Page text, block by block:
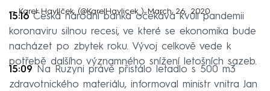
— Karel Havlíček (@KarelHavlicek_) March 26, 2020
15:16Česká národní banka očekává kvůli pandemii
koronaviru silnou recesi, ve které se ekonomika bude
nacházet po zbytek roku. Vývoj celkově vede k
potřebě dalšího významného snížení letošních sazeb.
15:09 Na Ruzyni právě přistálo letadlo s 500 m3
zdravotnického materiálu, informoval ministr vnitra Jan